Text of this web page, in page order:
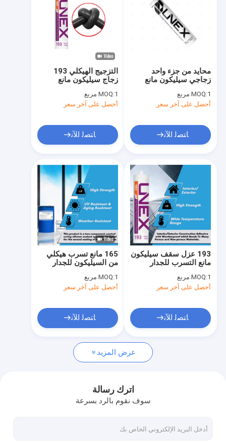
منتجات
معلومات عنا
جولة في المعمل
مراقبة الجودة
اتصل بنا
أخبار
اطلب اقتباس
زجاج سيليكون مانع التسرب
عازل الزجاج العازل
فاصل شباك الومنيوم
التزجيج الهيكلي 193
زجاج سيليكون مانع
العالي
MOQ:1 مربع
أحصل على آخر سعر
ﺎﺘﺼﻟ ﺍﻶﻧ
محايد من جزء واحد
زجاجي سيليكون مانع
MOQ:1 مربع
أحصل على آخر سعر
ﺎﺘﺼﻟ ﺍﻶﻧ
165 مانع تسرب هيكلي
من السيليكون للجدار
مكونين للزجاج العازل
MOQ:1 مربع
أحصل على آخر سعر
ﺎﺘﺼﻟ ﺍﻶﻧ
193 عزل سقف سيليكون
مانع التسرب للجدار
العالية
MOQ:1 مربع
أحصل على آخر سعر
ﺎﺘﺼﻟ ﺍﻶﻧ
عرض المزيد
اترك رسالة
سوف نقوم بالرد بسرعة